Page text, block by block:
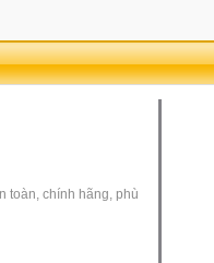
toàn, chính hãng, phù